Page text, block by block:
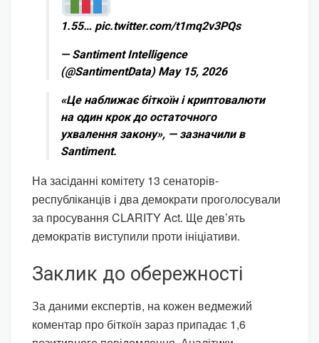
1.55… pic.twitter.com/t1mq2v3PQs
— Santiment Intelligence
(@SantimentData) May 15, 2026
«Це наближає біткоїн і криптовалюти
на один крок до остаточного
ухвалення закону», — зазначили в
Santiment.
На засіданні комітету 13 сенаторів-
республіканців і два демократи проголосували
за просування CLARITY Act. Ще дев’ять
демократів виступили проти ініціативи.
Заклик до обережності
За даними експертів, на кожен ведмежий
коментар про біткоїн зараз припадає 1,6